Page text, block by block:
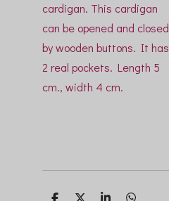
cardigan. This cardigan
can be opened and closed
by wooden buttons. It has
2 real pockets. Length 5
cm., width 4 cm.